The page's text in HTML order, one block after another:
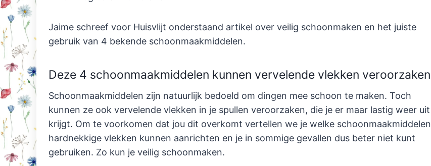
Jaime schreef voor Huisvlijt onderstaand artikel over veilig schoonmaken en het juiste
gebruik van 4 bekende schoonmaakmiddelen.
Deze 4 schoonmaakmiddelen kunnen vervelende vlekken veroorzaken
Schoonmaakmiddelen zijn natuurlijk bedoeld om dingen mee schoon te maken. Toch
kunnen ze ook vervelende vlekken in je spullen veroorzaken, die je er maar lastig weer uit
krijgt. Om te voorkomen dat jou dit overkomt vertellen we je welke schoonmaakmiddelen
hardnekkige vlekken kunnen aanrichten en je in sommige gevallen dus beter niet kunt
gebruiken. Zo kun je veilig schoonmaken.